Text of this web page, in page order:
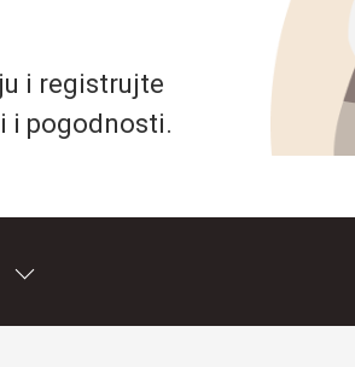
i registrujte
i pogodnosti.